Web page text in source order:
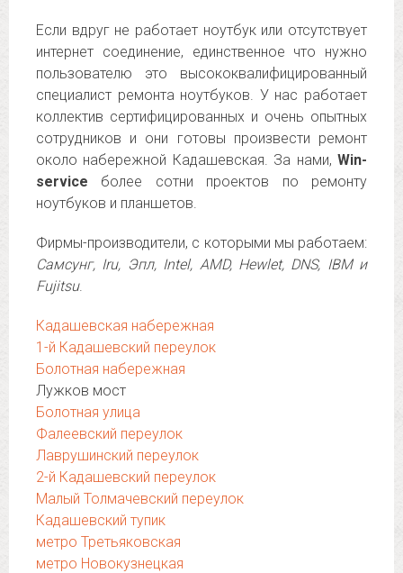
Если вдруг не работает ноутбук или отсутствует
интернет соединение, единственное что нужно
пользователю это высококвалифицированный
специалист ремонта ноутбуков. У нас работает
коллектив сертифицированных и очень опытных
сотрудников и они готовы произвести ремонт
около набережной Кадашевская. За нами, Win-
service более сотни проектов по ремонту
ноутбуков и планшетов.
Фирмы-производители, с которыми мы работаем:
Самсунг, Iru, Эпл, Intel, AMD, Hewlet, DNS, IBM и
Fujitsu.
Кадашевская набережная
1-й Кадашевский переулок
Болотная набережная
Лужков мост
Болотная улица
Фалеевский переулок
Лаврушинский переулок
2-й Кадашевский переулок
Малый Толмачевский переулок
Кадашевский тупик
метро Третьяковская
метро Новокузнецкая